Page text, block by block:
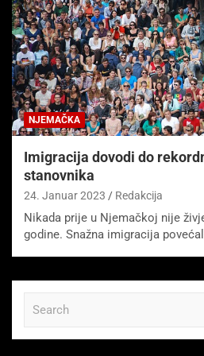
NJEMAČKA
Imigracija dovodi do
stanovnika
24. Januar 2023 Redakcija
Nikada prije u Njemačkoj nije
godine. Snažna imigracija